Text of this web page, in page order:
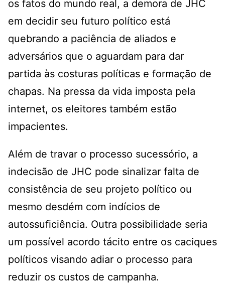
os fatos do mundo real, a demora de JHC
em decidir seu futuro político está
quebrando a paciência de aliados e
adversários que o aguardam para dar
partida às costuras políticas e formação de
chapas. Na pressa da vida imposta pela
internet, os eleitores também estão
impacientes.
Além de travar o processo sucessório, a
indecisão de JHC pode sinalizar falta de
consistência de seu projeto político ou
mesmo desdém com indícios de
autossuficiência. Outra possibilidade seria
um possível acordo tácito entre os caciques
políticos visando adiar o processo para
reduzir os custos de campanha.